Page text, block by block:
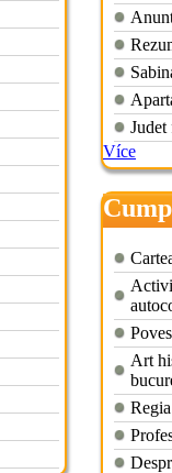
Judet
Více
Art